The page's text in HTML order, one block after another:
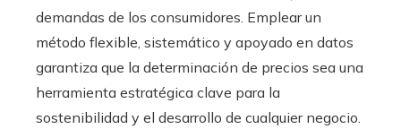
demandas de los consumidores. Emplear un
método flexible, sistemático y apoyado en datos
garantiza que la determinación de precios sea una
herramienta estratégica clave para la
sostenibilidad y el desarrollo de cualquier negocio.